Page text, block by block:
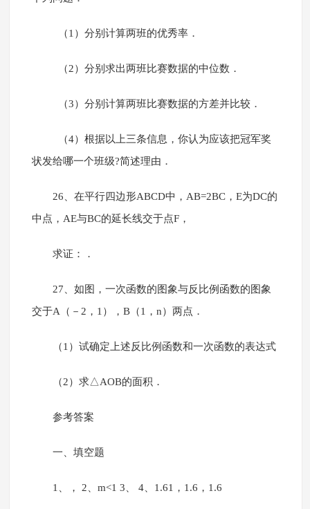
（1）分别计算两班的优秀率．
（2）分别求出两班比赛数据的中位数．
（3）分别计算两班比赛数据的方差并比较．
（4）根据以上三条信息，你认为应该把冠军奖
状发给哪一个班级?简述理由．
26、在平行四边形ABCD中，AB=2BC，E为DC的
中点，AE与BC的延长线交于点F，
求证：．
27、如图，一次函数的图象与反比例函数的图象
交于A（－2，1），B（1，n）两点．
（1）试确定上述反比例函数和一次函数的表达式
（2）求△AOB的面积．
参考答案
一、填空题
1、， 2、m<1 3、 4、1.61，1.6，1.6